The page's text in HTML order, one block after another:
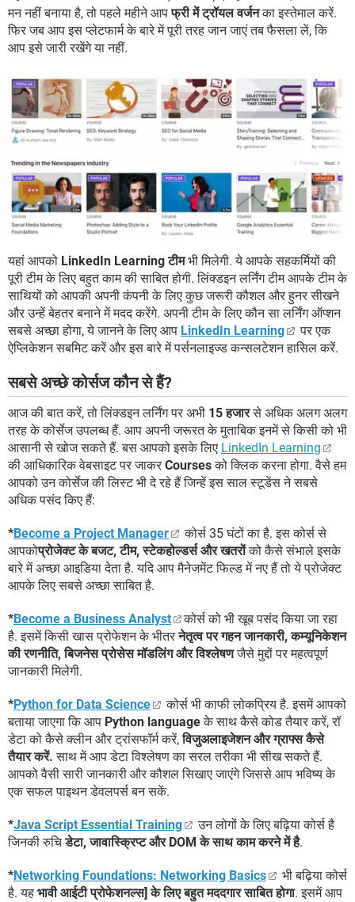
मन नहीं बनाया है, तो पहले महीने आपफ्री में ट्रॉयल वर्जनका इस्तेमाल करें.
फिर जब आप इस प्लेटफार्म के बारे में पूरी तरह जान जाएं तब फैसला लें, कि
आप इसे जारी रखेंगे या नहीं.
यहां आपको LinkedIn Learning टीमभी मिलेगी. ये आपके सहकर्मियों की
पूरी टीम के लिए बहुत काम की साबित होगी. लिंक्डइन लर्निंग टीम आपके टीम के
साथियों को आपकी अपनी कंपनी के लिए कुछ जरूरी कौशल और हुनर सीखने
और उन्हें बेहतर बनाने में मदद करेंगे. अपनी टीम के लिए कौन सा लर्निंग ऑप्शन
सबसे अच्छा होगा, ये जानने के लिए आप LinkedIn Learning
पर एक
ऐप्लिकेशन सबमिट करें और इस बारे में पर्सनलाइज्ड कन्सलटेशन हासिल करें.
सबसे अच्छे कोर्सज कौन से हैं?
आज की बात करें, तो लिंक्डइन लर्निंग पर अभी 15 हजारसे अधिक अलग अलग
तरह के कोर्सेज उपलब्ध हैं. आप अपनी जरूरत के मुताबिक इनमें से किसी को भी
आसानी से खोज सकते हैं. बस आपको इसके लिए LinkedIn Learning
की आधिकारिक वेबसाइट पर जाकर Coursesको क्लिक करना होगा. वैसे हम
आपको उन कोर्सेज की लिस्ट भी दे रहे हैं जिन्हें इस साल स्टूडेंस ने सबसे
अधिक पसंद किए हैं:
*Become a Project Manager
कोर्स 35 घंटों का है. इस कोर्स से
आपकोप्रोजेक्ट के बजट, टीम, स्टेकहोल्डर्स और खतरोंको कैसे संभाले इसके
बारे में अच्छा आइडिया देता है. यदि आप मैनेजमेंट फिल्ड में नए हैं तो ये प्रोजेक्ट
आपके लिए सबसे अच्छा साबित है.
*Become a Business Analyst
कोर्स को भी खूब पसंद किया जा रहा
है. इसमें किसी खास प्रोफेशन के भीतरनेतृत्व पर गहन जानकारी, कम्यूनिकेशन
की रणनीति, बिजनेस प्रोसेस मॉडलिंग और विश्लेषणजैसे मुद्दों पर महत्वपूर्ण
जानकारी मिलेगी.
*Python for Data Science
कोर्स भी काफी लोकप्रिय है. इसमें आपको
बताया जाएगा कि आप Python languageके साथ कैसे कोड तैयार करें, रॉ
डेटा को कैसे क्लीन और ट्रांसफॉर्म करें,विजुअलाइजेशन और ग्राफ्स कैसे
तैयार करें. साथ में आप डेटा विश्लेषण का सरल तरीका भी सीख सकते हैं.
आपको वैसी सारी जानकारी और कौशल सिखाए जाएंगे जिससे आप भविष्य के
एक सफल पाइथन डेवलपर्स बन सकें.
*Java Script Essential Training
उन लोगों के लिए बढ़िया कोर्स है
जिनकी रुचिडेटा, जावास्क्रिप्ट और DOM के साथ काम करने में है.
*Networking Foundations: Networking Basics
भी बढ़िया कोर्स
है. यह भावी आईटी प्रोफेशनल्स] के लिए बहुत मददगार साबित होगा. इसमें आप